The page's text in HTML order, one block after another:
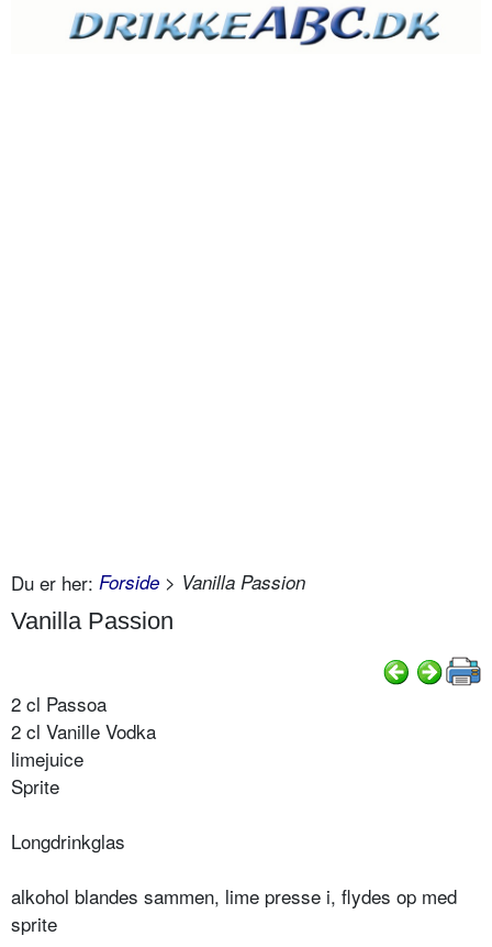
Du er her: Forside > Vanilla Passion
Vanilla Passion
2 cl Passoa
2 cl Vanille Vodka
limejuice
Sprite
Longdrinkglas
alkohol blandes sammen, lime presse i, flydes op med
sprite